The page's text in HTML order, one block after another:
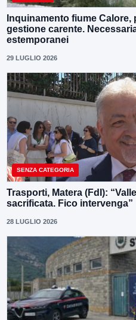
Inquinamento fiume Calore,
gestione carente.
estemporanei
29 LUGLIO 2026
SENZA CATEGORIA
Trasporti, Matera (FdI):
sacrificata. Fico intervenga”
28 LUGLIO 2026